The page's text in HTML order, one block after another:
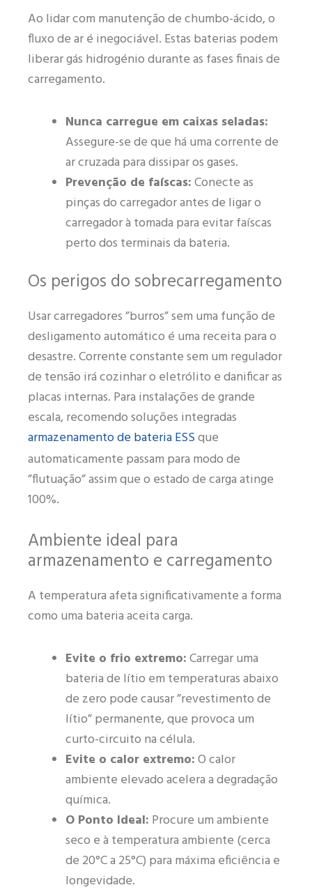
Ao lidar com manutenção de chumbo-ácido, o
fluxo de ar é inegociável. Estas baterias podem
liberar gás hidrogénio durante as fases finais de
carregamento.
Nunca carregue em caixas seladas:
Assegure-se de que há uma corrente de
ar cruzada para dissipar os gases.
Prevenção de faíscas:Conecte as
pinças do carregador antes de ligar o
carregador à tomada para evitar faíscas
perto dos terminais da bateria.
Os perigos do sobrecarregamento
Usar carregadores ”burros” sem uma função de
desligamento automático é uma receita para o
desastre. Corrente constante sem um regulador
de tensão irá cozinhar o eletrólito e danificar as
placas internas. Para instalações de grande
escala, recomendo soluções integradas
armazenamento de bateria ESSque
automaticamente passam para modo de
”flutuação” assim que o estado de carga atinge
100%.
Ambiente ideal para
armazenamento e carregamento
A temperatura afeta significativamente a forma
como uma bateria aceita carga.
Evite o frio extremo:Carregar uma
bateria de lítio em temperaturas abaixo
de zero pode causar ”revestimento de
lítio” permanente, que provoca um
curto-circuito na célula.
Evite o calor extremo:O calor
ambiente elevado acelera a degradação
química.
O Ponto Ideal: Procure um ambiente
seco e à temperatura ambiente (cerca
de 20°C a 25°C) para máxima eficiência e
longevidade.